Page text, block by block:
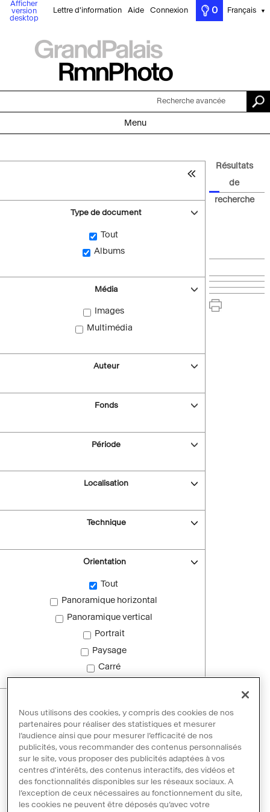
Afficher
version
desktop
Lettre d'information Aide Connexion 0 Français ▼
Recherche avancée
Menu
Type de document
Tout
Albums
Média
Images
Multimédia
Auteur
Fonds
Période
Localisation
Technique
Orientation
Tout
Panoramique horizontal
Panoramique vertical
Portrait
Paysage
Carré
Images sans droit d'auteur
Réinitialiser les filtres
Résultats
de
recherche
Nous utilisons des cookies, y compris des cookies de nos
partenaires pour réaliser des statistiques et mesurer
l’audience ainsi que pour mesurer l’efficacité de nos
publicités, vous recommander des contenus personnalisés
sur le site, vous proposer des publicités adaptées à vos
centres d'intérêts, des contenus interactifs, des vidéos et
des fonctionnalités disponibles sur les réseaux sociaux. A
l’exception de ceux nécessaires au fonctionnement du site,
les cookies ne peuvent être déposés qu’avec votre